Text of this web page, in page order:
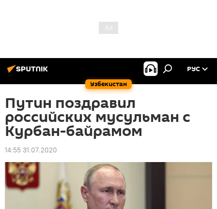
Узбекистан
РУС
Путин поздравил
российских мусульман с
Курбан-байрамом
14:55 31.07.2020